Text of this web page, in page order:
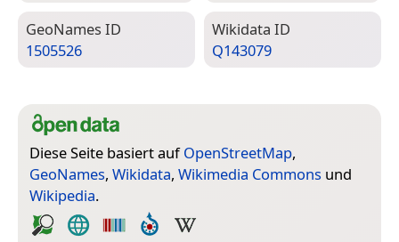
Geo­Names ID
1505526
Wiki­data ID
Q143079
Diese Seite basiert aufOpenStreetMap,
GeoNames, Wikidata, Wikimedia Commons und
Wikipedia.